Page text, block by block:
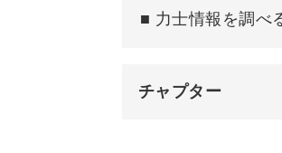
お気に入りの力士を
■ 力士情報を調べ
チャプター